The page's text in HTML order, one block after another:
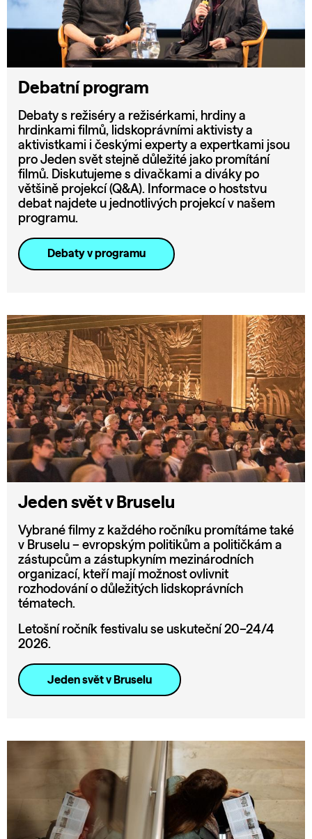
Debatní program
Debaty s režiséry a režisérkami, hrdiny a
hrdinkami filmů, lidskoprávními aktivisty a
aktivistkami i českými experty a expertkami jsou
pro Jeden svět stejně důležité jako promítání
filmů. Diskutujeme s divačkami a diváky po
většině projekcí (Q&A). Informace o hoststvu
debat najdete u jednotlivých projekcí v našem
programu.
Debaty v programu
Jeden svět v Bruselu
Vybrané filmy z každého ročníku promítáme také
v Bruselu – evropským politikům a političkám a
zástupcům a zástupkyním mezinárodních
organizací, kteří mají možnost ovlivnit
rozhodování o důležitých lidskoprávních
tématech.
Letošní ročník festivalu se uskuteční 20–24/4
2026.
Jeden svět v Bruselu